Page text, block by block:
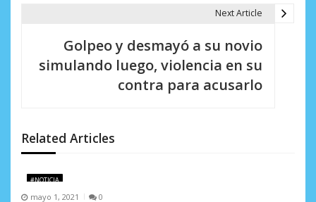
n
d
e
Next Article
Golpeo y desmayó a su novio
simulando luego, violencia en su
contra para acusarlo
Related Articles
#NOTICIA
mayo 1, 2021 0